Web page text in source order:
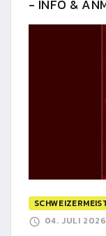
- INFO &
04. JULI